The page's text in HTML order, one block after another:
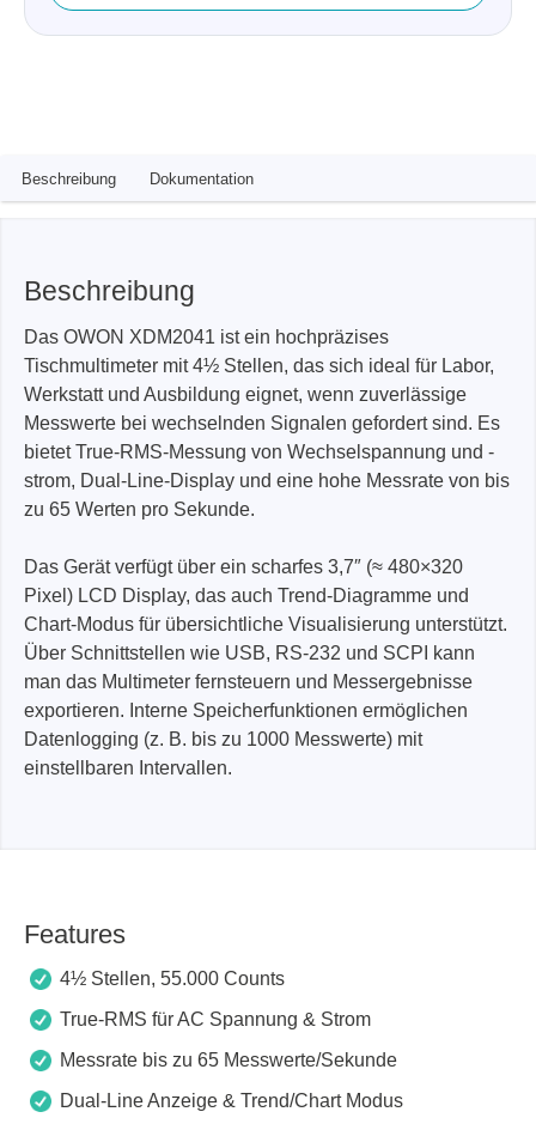
Beschreibung Dokumentation
Beschreibung
Das OWON XDM2041 ist ein hochpräzises
Tischmultimeter mit 4½ Stellen, das sich ideal für Labor,
Werkstatt und Ausbildung eignet, wenn zuverlässige
Messwerte bei wechselnden Signalen gefordert sind. Es
bietet True-RMS-Messung von Wechselspannung und -
strom, Dual-Line-Display und eine hohe Messrate von bis
zu 65 Werten pro Sekunde.
Das Gerät verfügt über ein scharfes 3,7″ (≈ 480×320
Pixel) LCD Display, das auch Trend-Diagramme und
Chart-Modus für übersichtliche Visualisierung unterstützt.
Über Schnittstellen wie USB, RS-232 und SCPI kann
man das Multimeter fernsteuern und Messergebnisse
exportieren. Interne Speicherfunktionen ermöglichen
Datenlogging (z. B. bis zu 1000 Messwerte) mit
einstellbaren Intervallen.
Features
4½ Stellen, 55.000 Counts
True-RMS für AC Spannung & Strom
Messrate bis zu 65 Messwerte/Sekunde
Dual-Line Anzeige & Trend/Chart Modus